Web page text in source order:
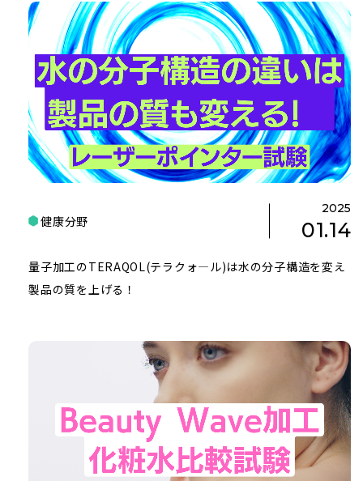
健康分野
2025
01.14
量子加工のTERAQOL(テラクォ―ル)は水の分子構造を変え
製品の質を上げる！